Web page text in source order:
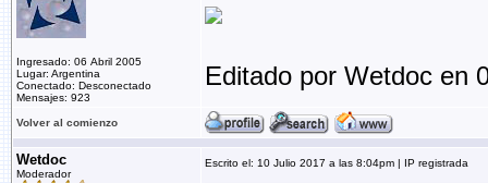
Ingresado: 06 Abril 2005
Lugar: Argentina
Conectado: Desconectado
Mensajes: 923
Editado por Wetdoc en
Volver al comienzo
Wetdoc
Moderador
Escrito el: 10 Julio 2017 a las 8:04pm | IP registrada